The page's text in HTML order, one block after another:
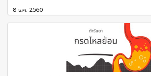
8 ธ.ค. 2560